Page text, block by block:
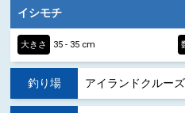
イシモチ
大きさ 35 - 35 cm
釣り場 アイランドクルーズ